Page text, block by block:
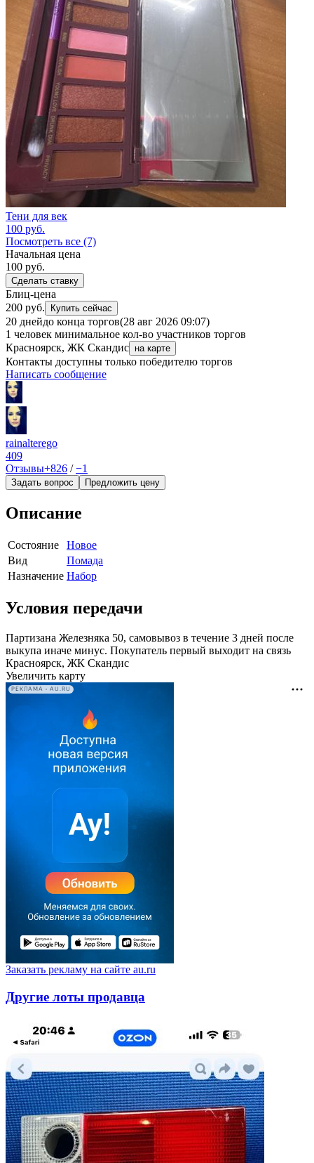
Тени для век
100 руб.
Посмотреть все (7)
Начальная цена
100 руб.
Сделать ставку
Блиц-цена
200 руб.
Купить сейчас
20 днейдо конца торгов(28 авг 2026 09:07)
1 человек минимальное кол-во участников торгов
Красноярск, ЖК Скандис на карте
Контакты доступны только победителю торгов
Написать сообщение
rainalterego
409
Отзывы+826 /−1
Задать вопрос Предложить цену
Описание
Состояние
Новое
Вид
Помада
Назначение Набор
Условия передачи
Партизана Железняка 50, самовывоз в течение 3 дней после
выкупа иначе минус. Покупатель первый выходит на связь
Красноярск, ЖК Скандис
Увеличить карту
РЕКЛАМА • AU.RU
Заказать рекламу на сайте au.ru
Другие лоты продавца